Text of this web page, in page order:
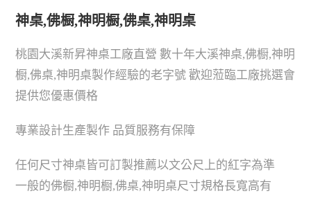
神桌,佛橱,神明橱,佛桌,神明桌
桃園大溪新昇神桌工廠直營 數十年大溪神桌,佛橱,神明
橱,佛桌,神明桌製作經驗的老字號 歡迎蒞臨工廠挑選會
提供您優惠價格
專業設計生產製作 品質服務有保障
任何尺寸神桌皆可訂製推薦以文公尺上的紅字為準
一般的佛橱,神明橱,佛桌,神明桌尺寸規格長寬高有